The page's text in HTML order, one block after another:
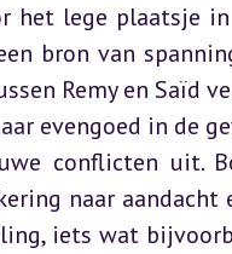
het lege plaatsje
bron van
Remy en Saïd
evengoed in de
conflicten uit.
naar
iets wat